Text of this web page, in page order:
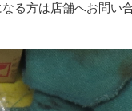
る方は店舗へお問い